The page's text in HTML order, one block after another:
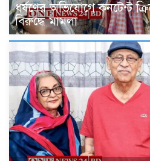
ধর্ষণের অভিযোগে কনটেন্ট
বিরুদ্ধে মামলা